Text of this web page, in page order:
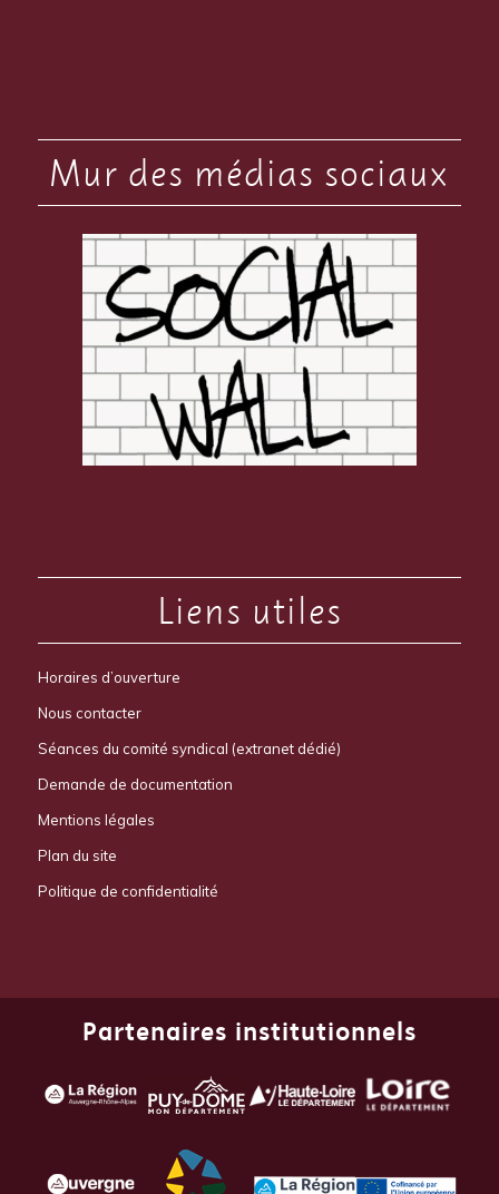
Mur des médias sociaux
Liens utiles
Horaires d’ouverture
Nous contacter
Séances du comité syndical (extranet dédié)
Demande de documentation
Mentions légales
Plan du site
Politique de confidentialité
Partenaires institutionnels